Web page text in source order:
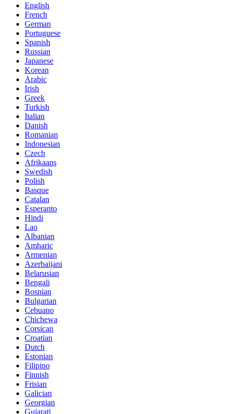
English
French
German
Portuguese
Spanish
Russian
Japanese
Korean
Arabic
Irish
Greek
Turkish
Italian
Danish
Romanian
Indonesian
Czech
Afrikaans
Swedish
Polish
Basque
Catalan
Esperanto
Hindi
Lao
Albanian
Amharic
Armenian
Azerbaijani
Belarusian
Bengali
Bosnian
Bulgarian
Cebuano
Chichewa
Corsican
Croatian
Dutch
Estonian
Filipino
Finnish
Frisian
Galician
Georgian
Gujarati